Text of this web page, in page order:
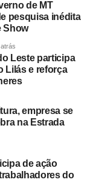
de um novo
com a
e debates
Grande.
de MT
pesquisa inédita
Show
Leste participa
Lilás e reforça
empresa se
na Estrada
de ação
do